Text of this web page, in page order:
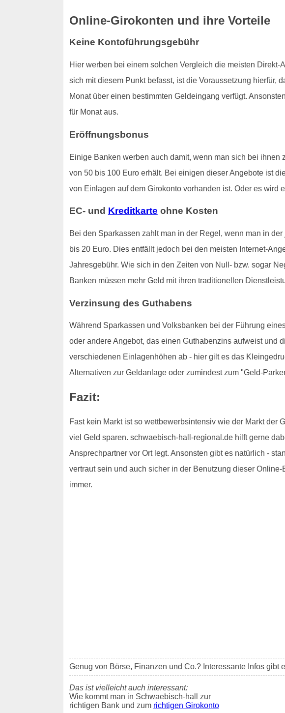
Online-Girokonten und ihre Vorteile
Keine Kontoführungsgebühr
Hier werben bei einem solchen Vergleich die meisten
sich mit diesem Punkt befasst, ist die Voraussetzung hierfür,
Monat über einen bestimmten Geldeingang verfügt.
für Monat aus.
Eröffnungsbonus
Einige Banken werben auch damit, wenn man sich bei
von 50 bis 100 Euro erhält. Bei einigen dieser Angebote ist
von Einlagen auf dem Girokonto vorhanden ist. Oder es wird
EC- und Kreditkarte ohne Kosten
Bei den Sparkassen zahlt man in der Regel, wenn man in
bis 20 Euro. Dies entfällt jedoch bei den meisten Internet-
Jahresgebühr. Wie sich in den Zeiten von Null- bzw. sogar
Banken müssen mehr Geld mit ihren traditionellen
Verzinsung des Guthabens
Während Sparkassen und Volksbanken bei der Führung
oder andere Angebot, das einen Guthabenzins aufweist und
verschiedenen Einlagenhöhen ab - hier gilt es das
Alternativen zur Geldanlage oder zumindest zum "Geld-
Fazit:
Fast kein Markt ist so wettbewerbsintensiv wie der Markt der
viel Geld sparen. schwaebisch-hall-regional.de hilft gerne
Ansprechpartner vor Ort legt. Ansonsten gibt es natürlich -
vertraut sein und auch sicher in der Benutzung dieser
immer.
Genug von Börse, Finanzen und Co.? Interessante Infos gibt
Das ist vielleicht auch interessant:
Wie kommt man in Schwaebisch-hall zur
richtigen Bank und zum richtigen Girokonto